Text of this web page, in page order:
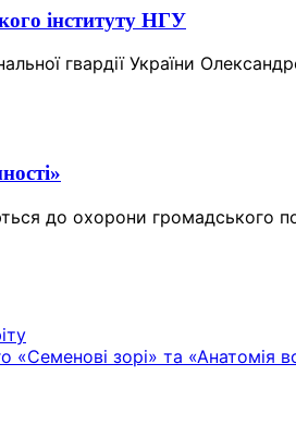
інституту НГУ
гвардії України
до охорони громадського
«Семенові зорі» та «Анатомія